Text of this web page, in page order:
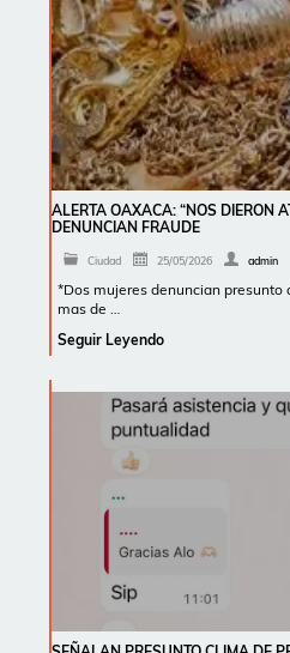
ALERTA OAXACA: “NOS DIERON
DENUNCIAN FRAUDE
Ciudad 25/05/2026 admin
*Dos mujeres denuncian presunto
mas de …
Seguir Leyendo